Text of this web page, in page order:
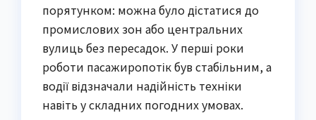
порятунком: можна було дістатися до
промислових зон або центральних
вулиць без пересадок. У перші роки
роботи пасажиропотік був стабільним, а
водії відзначали надійність техніки
навіть у складних погодних умовах.